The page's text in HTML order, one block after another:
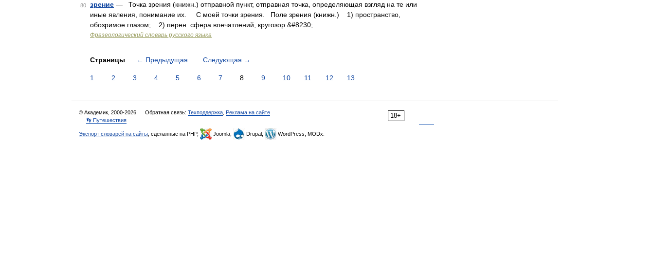
80 зрение — Точка зрения (книжн.) отправной пункт, отправная точка, определяющая взгляд на те или
иные явления, понимание их. С моей точки зрения. Поле зрения (книжн.) 1) пространство,
обозримое глазом; 2) перен. сфера впечатлений, кругозор.&#8230; …
Фразеологический словарь русского языка
Страницы ← Предыдущая Следующая →
1 2 3 4 5 6 7 8 9 10 11 12 13
18+
© Академик, 2000-2026 Обратная связь: Техподдержка Реклама на сайте
👣 Путешествия
Экспорт словарей на сайты , сделанные на PHP, Joomla, Drupal, WordPress, MODx.